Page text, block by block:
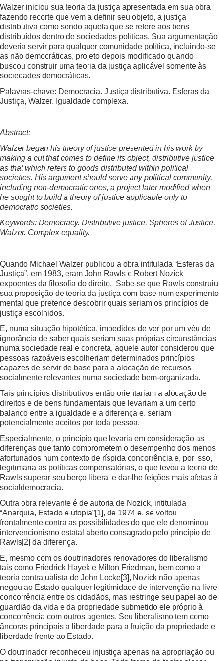
Walzer iniciou sua teoria da justiça apresentada em sua obra
fazendo recorte que vem a definir seu objeto, a justiça
distributiva como sendo aquela que se refere aos bens
distribuídos dentro de sociedades políticas. Sua argumentação
deveria servir para qualquer comunidade política, incluindo-se
as não democráticas, projeto depois modificado quando
buscou construir uma teoria da justiça aplicável somente às
sociedades democráticas.
Palavras-chave: Democracia. Justiça distributiva. Esferas da
Justiça, Walzer. Igualdade complexa.
Abstract:
Walzer began his theory of justice presented in his work by
making a cut that comes to define its object, distributive justice
as that which refers to goods distributed within political
societies. His argument should serve any political community,
including non-democratic ones, a project later modified when
he sought to build a theory of justice applicable only to
democratic societies.
Keywords: Democracy. Distributive justice. Spheres of Justice,
Walzer. Complex equality.
Quando Michael Walzer publicou a obra intitulada “Esferas da
Justiça”, em 1983, eram John Rawls e Robert Nozick
expoentes da filosofia do direito. Sabe-se que Rawls construiu
sua proposição de teoria da justiça com base num experimento
mental que pretende descobrir quais seriam os princípios de
justiça escolhidos.
E, numa situação hipotética, impedidos de ver por um véu de
ignorância de saber quais seriam suas próprias circunstâncias
numa sociedade real e concreta, aquele autor considerou que
pessoas razoáveis escolheriam determinados princípios
capazes de servir de base para a alocação de recursos
socialmente relevantes numa sociedade bem-organizada.
Tais princípios distributivos então orientariam a alocação de
direitos e de bens fundamentais que levariam a um certo
balanço entre a igualdade e a diferença e, seriam
potencialmente aceitos por toda pessoa.
Especialmente, o princípio que levaria em consideração as
diferenças que tanto comprometem o desempenho dos menos
afortunados num contexto de ríspida concorrência e, por isso,
legitimaria as políticas compensatórias, o que levou a teoria de
Rawls superar seu berço liberal e dar-lhe feições mais afetas à
socialdemocracia.
Outra obra relevante é de autoria de Nozick, intitulada
“Anarquia, Estado e utopia”[1], de 1974 e, se voltou
frontalmente contra as possibilidades do que ele denominou
intervencionismo estatal aberto consagrado pelo princípio de
Rawls[2] da diferença.
E, mesmo com os doutrinadores renovadores do liberalismo
tais como Friedrick Hayek e Milton Friedman, bem como a
teoria contratualista de John Locke[3], Nozick não apenas
negou ao Estado qualquer legitimidade de intervenção na livre
concorrência entre os cidadãos, mas restringe seu papel ao de
guardião da vida e da propriedade submetido ele próprio à
concorrência com outros agentes. Seu liberalismo tem como
âncoras principais a liberdade para a fruição da propriedade e
liberdade frente ao Estado.
O doutrinador reconheceu injustiça apenas na apropriação ou